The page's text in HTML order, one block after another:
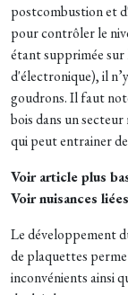
postcombustion et
pour contrôler le
étant supprimée sur
d'électronique), il
goudrons. Il faut
bois dans un
qui peut entrainer
Voir article plus
Voir nuisances
Le développement
de plaquettes
inconvénients ainsi